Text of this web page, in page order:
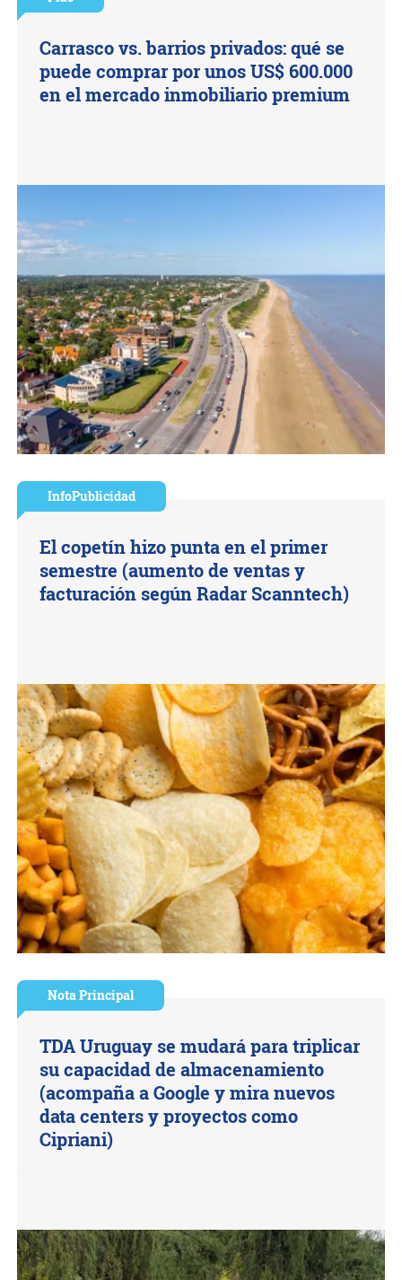
Carrasco vs. barrios privados: qué se
puede comprar por unos US$ 600.000
en el mercado inmobiliario premium
InfoPublicidad
El copetín hizo punta en el primer
semestre (aumento de ventas y
facturación según Radar Scanntech)
Nota Principal
TDA Uruguay se mudará para triplicar
su capacidad de almacenamiento
(acompaña a Google y mira nuevos
data centers y proyectos como
Cipriani)